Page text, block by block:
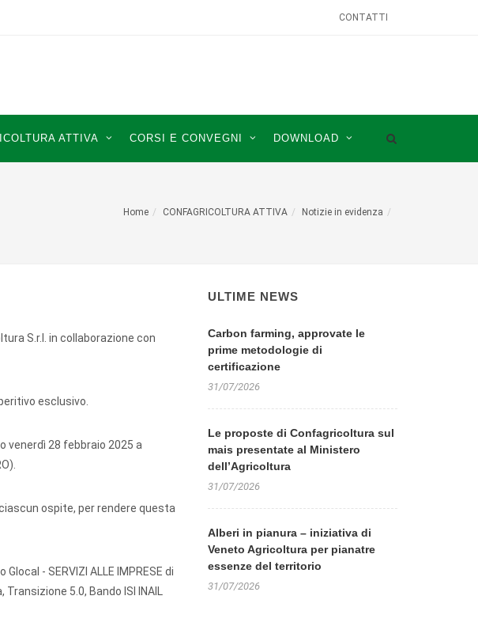
CONTATTI
ATTIVA CORSI E CONVEGNI DOWNLOAD
Home CONFAGRICOLTURA ATTIVA Notizie in evidenza
S.r.l. in collaborazione con
esclusivo.
venerdì 28 febbraio 2025 a
ospite, per rendere questa
- SERVIZI ALLE IMPRESE di
5.0, Bando ISI INAIL
ULTIME NEWS
Carbon farming, approvate le
prime metodologie di
certificazione
31/07/2026
Le proposte di Confagricoltura sul
mais presentate al Ministero
dell’Agricoltura
31/07/2026
Alberi in pianura – iniziativa di
Veneto Agricoltura per pianatre
essenze del territorio
31/07/2026